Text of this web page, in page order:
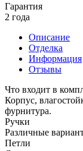
Гарантия
2 года
Описание
Отделка
Информация
Отзывы
Что входит в
Корпус,
фурнитура.
Ручки
Различные
Петли